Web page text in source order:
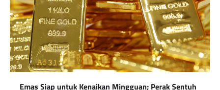
Emas Siap untuk Kenaikan Mingguan; Perak Sentuh